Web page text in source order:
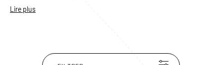
Accessible seulement en été, lorsque ses berges
flancs des montagnes qui l’entourent. C’est aussi
Lire plus